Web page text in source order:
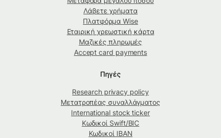
Λάβετε χρήματα
Πλατφόρμα Wise
Εταιρική χρεωστική κάρτα
Μαζικές πληρωμές
Accept card payments
Πηγές
Research privacy policy
Μετατροπέας συναλλάγματος
International stock ticker
Κωδικοί Swift/BIC
Κωδικοί IBAN